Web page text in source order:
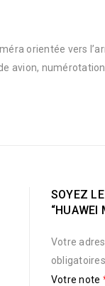
orientée vers
avion,
SOYEZ
“HUAWEI
Votre
Votre note